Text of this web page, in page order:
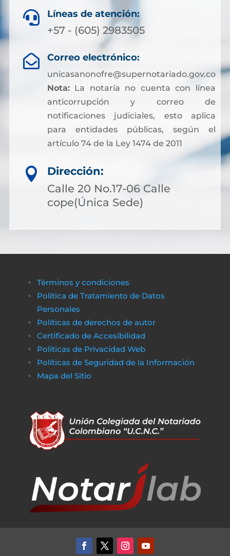
 Líneas de atención:
+57 - (605) 2983505
 Correo electrónico:
unicasanonofre@supernotariado.gov.co
Nota:La notaría no cuenta con línea
anticorrupción y correo de
notificaciones judiciales, esto aplica
para entidades públicas, según el
artículo 74 de la Ley 1474 de 2011

Dirección:
Calle 20 No.17-06 Calle
cope(Única Sede)
Términos y condiciones
Política de Tratamiento de Datos
Personales
Políticas de derechos de autor
Certificado de Accesibilidad
Políticas de Privacidad Web
Políticas de Seguridad de la Información
Mapa del Sitio